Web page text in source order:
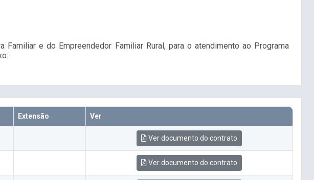
e do Empreendedor Familiar Rural, para o atendimento ao Programa
Extensão Ver
Ver documento do contrato
Ver documento do contrato